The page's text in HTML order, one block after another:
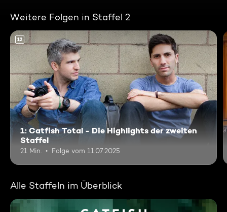
Weitere Folgen in Staffel 2
12
1: Catfish Total - Die Highlights der zweiten
Staffel
21 Min. Folge vom 11.07.2025
Alle Staffeln im Überblick